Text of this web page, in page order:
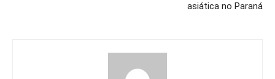
asiática no Paraná